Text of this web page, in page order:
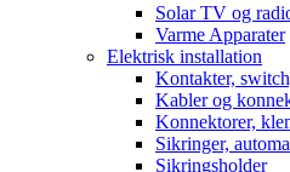
Solar TV og
Varme Apparater
Elektrisk installation
Kontakter,
Kabler og
Konnektorer,
Sikringer,
Sikringsholder